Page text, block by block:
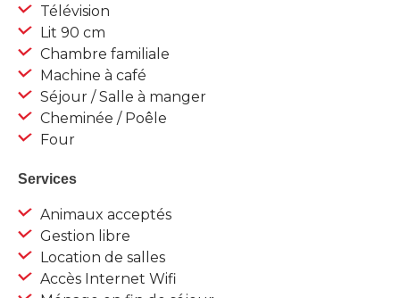
Télévision
Lit 90 cm
Chambre familiale
Machine à café
Séjour / Salle à manger
Cheminée / Poêle
Four
Services
Animaux acceptés
Gestion libre
Location de salles
Accès Internet Wifi